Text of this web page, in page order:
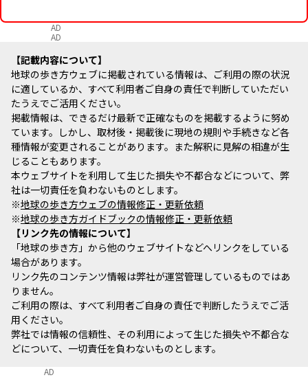
AD
AD
記載内容について
地球の歩き方ウェブに掲載されている情報は、ご利用の際の状況
に適しているか、すべて利用者ご自身の責任で判断していただい
たうえでご活用ください。
掲載情報は、できるだけ最新で正確なものを掲載するように努め
ています。しかし、取材後・掲載後に現地の規則や手続きなど各
種情報が変更されることがあります。また解釈に見解の相違が生
じることもあります。
本ウェブサイトを利用して生じた損失や不都合などについて、弊
社は一切責任を負わないものとします。
※地球の歩き方ウェブの情報修正・更新依頼
※地球の歩き方ガイドブックの情報修正・更新依頼
リンク先の情報について
「地球の歩き方」から他のウェブサイトなどへリンクをしている
場合があります。
リンク先のコンテンツ情報は弊社が運営管理しているものではあ
りません。
ご利用の際は、すべて利用者ご自身の責任で判断したうえでご活
用ください。
弊社では情報の信頼性、その利用によって生じた損失や不都合な
どについて、一切責任を負わないものとします。
AD